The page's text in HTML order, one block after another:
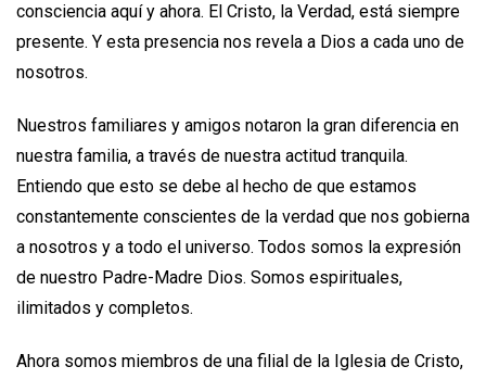
consciencia aquí y ahora. El Cristo, la Verdad, está siempre
presente. Y esta presencia nos revela a Dios a cada uno de
nosotros.
Nuestros familiares y amigos notaron la gran diferencia en
nuestra familia, a través de nuestra actitud tranquila.
Entiendo que esto se debe al hecho de que estamos
constantemente conscientes de la verdad que nos gobierna
a nosotros y a todo el universo. Todos somos la expresión
de nuestro Padre-Madre Dios. Somos espirituales,
ilimitados y completos.
Ahora somos miembros de una filial de la Iglesia de Cristo,